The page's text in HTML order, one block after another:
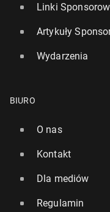
Linki
Artykuły
Wydarzenia
BIURO
O nas
Kontakt
Dla mediów
Regulamin